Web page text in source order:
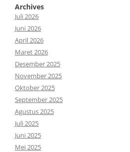
Archives
Juli 2026
Juni 2026
April 2026
Maret 2026
Desember 2025
November 2025
Oktober 2025
September 2025
Agustus 2025
Juli 2025
Juni 2025
Mei 2025